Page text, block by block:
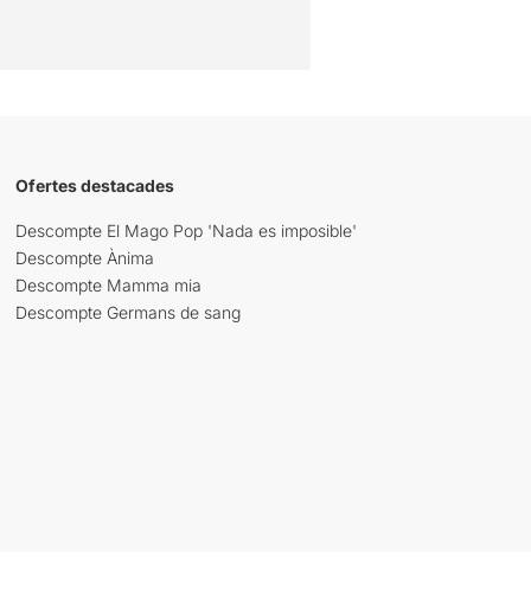
Ofertes destacades
Descompte El Mago Pop 'Nada es imposible'
Descompte Ànima
Descompte Mamma mia
Descompte Germans de sang